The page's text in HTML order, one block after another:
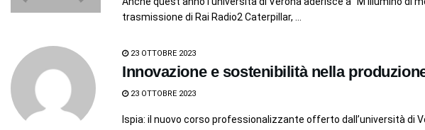
trasmissione di Rai Radio2 Caterpillar, ...
23 OTTOBRE 2023
Innovazione e sostenibilità nella
23 OTTOBRE 2023
Ispia: il nuovo corso professionalizzante offerto dall’università di